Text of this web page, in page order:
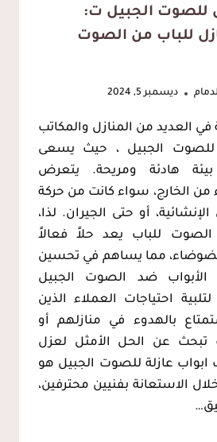
للصوت الجبيل ت:
– عازل للباب من الصوت
ديسمبر 5, 2024
العديد من المنازل والمكاتب
للصوت الجبيل ، حيث يسعى
بيئة هادئة ومريحة. يتعرض
من الخارج، سواء كانت من حركة
الإنشائية، أو حتى الجيران. لذا،
للباب يعد حلاً فعالاً
مما يساهم في تحسين
الأبواب ضد الصوت الجبيل
احتياجات العملاء الذين
بالهدوء في منازلهم أو
تبحث عن الحل الأمثل لعزل
ابواب عازلة للصوت الجبيل هو
الاستعانة بفنيين محترفين،